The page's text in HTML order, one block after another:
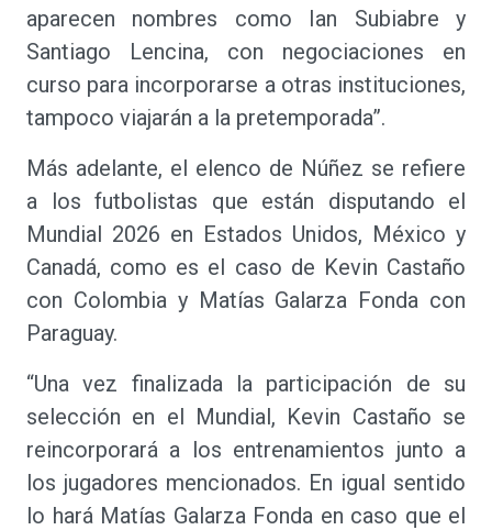
aparecen nombres como Ian Subiabre y
Santiago Lencina, con negociaciones en
curso para incorporarse a otras instituciones,
tampoco viajarán a la pretemporada”.
Más adelante, el elenco de Núñez se refiere
a los futbolistas que están disputando el
Mundial 2026 en Estados Unidos, México y
Canadá, como es el caso de Kevin Castaño
con Colombia y Matías Galarza Fonda con
Paraguay.
“Una vez finalizada la participación de su
selección en el Mundial, Kevin Castaño se
reincorporará a los entrenamientos junto a
los jugadores mencionados. En igual sentido
lo hará Matías Galarza Fonda en caso que el